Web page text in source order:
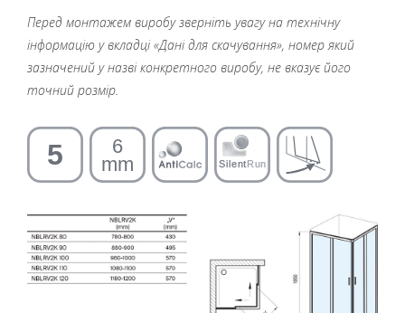
Перед монтажем виробу зверніть увагу на технічну
інформацію у вкладці «Дані для скачування», номер який
зазначений у назві конкретного виробу, не вказує його
точний розмір.